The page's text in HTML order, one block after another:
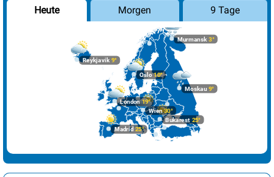
Heute Morgen 9 Tage
Oslo10°
Moskau 9°
Murmansk 3°
Bukarest25°
Reykjavik 9°
Wien30°
London19°
Madrid25°